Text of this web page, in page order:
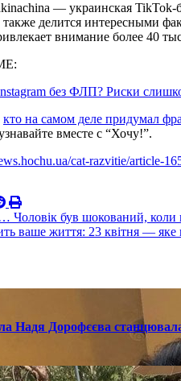
— украинская TikTok-
также делится интересными
внимание более 40
без ФЛП? Риски
кто на самом деле придумал
вместе с “Хочу!”.
cat-razvitie/article-
був шокований, коли
ваше життя: 23 квітня — яке
Надя Дорофєєва